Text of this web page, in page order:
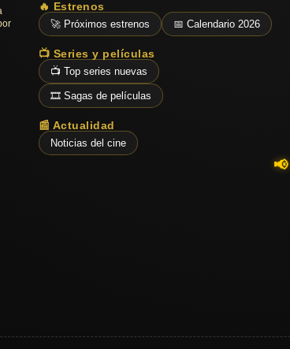
🔥 Estrenos
🚀 Próximos estrenos 📅 Calendario 2026
📺 Series y películas
📺 Top series nuevas
🎞️ Sagas de películas
📰 Actualidad
Noticias del cine